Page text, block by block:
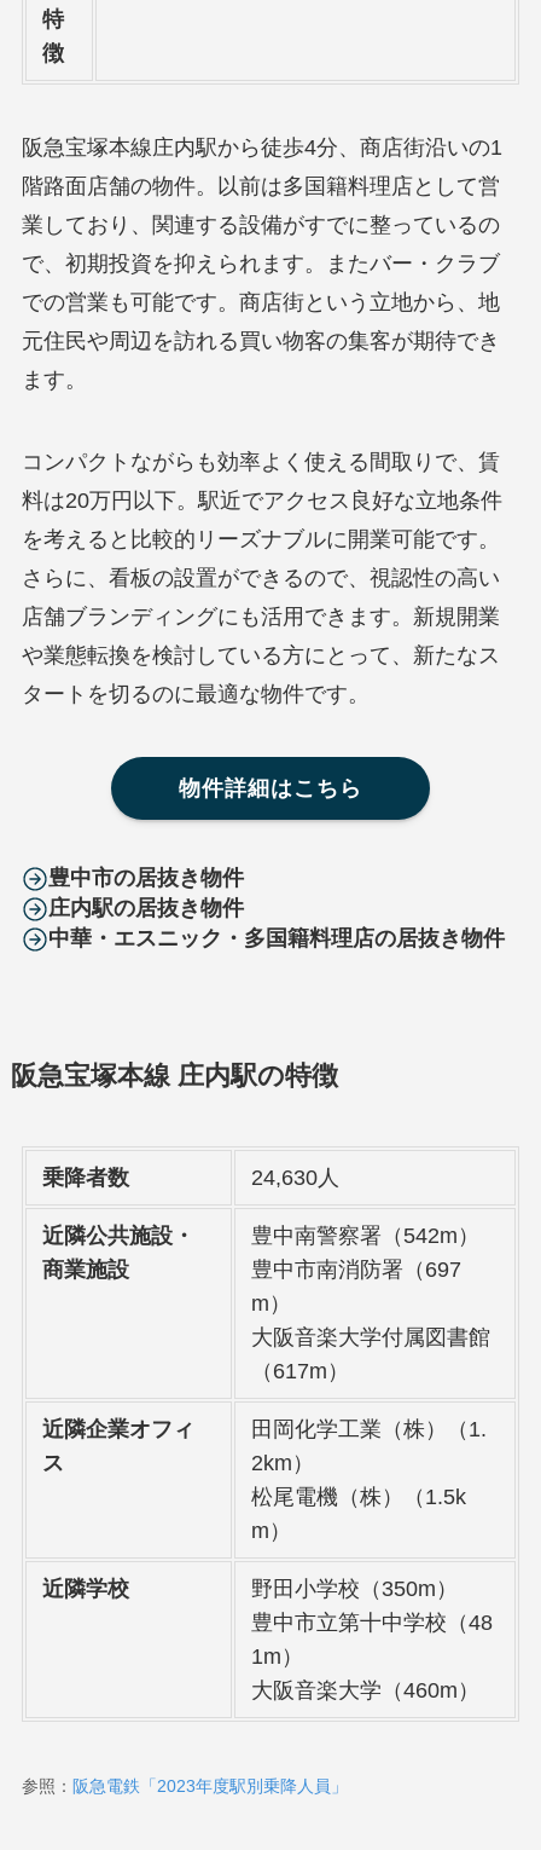
特
徴
阪急宝塚本線庄内駅から徒歩4分、商店街沿いの1
階路面店舗の物件。以前は多国籍料理店として営
業しており、関連する設備がすでに整っているの
で、初期投資を抑えられます。またバー・クラブ
での営業も可能です。商店街という立地から、地
元住民や周辺を訪れる買い物客の集客が期待でき
ます。
コンパクトながらも効率よく使える間取りで、賃
料は20万円以下。駅近でアクセス良好な立地条件
を考えると比較的リーズナブルに開業可能です。
さらに、看板の設置ができるので、視認性の高い
店舗ブランディングにも活用できます。新規開業
や業態転換を検討している方にとって、新たなス
タートを切るのに最適な物件です。
物件詳細はこちら
豊中市の居抜き物件
庄内駅の居抜き物件
中華・エスニック・多国籍料理店の居抜き物件
阪急宝塚本線 庄内駅の特徴
乗降者数 24,630人
近隣公共施設・
商業施設
豊中南警察署（542m）
豊中市南消防署（697
m）
大阪音楽大学付属図書館
（617m）
近隣企業オフィ
ス
田岡化学工業（株）（1.
2km）
松尾電機（株）（1.5k
m）
近隣学校
野田小学校（350m）
豊中市立第十中学校（48
1m）
大阪音楽大学（460m）
参照： 阪急電鉄「2023年度駅別乗降人員」